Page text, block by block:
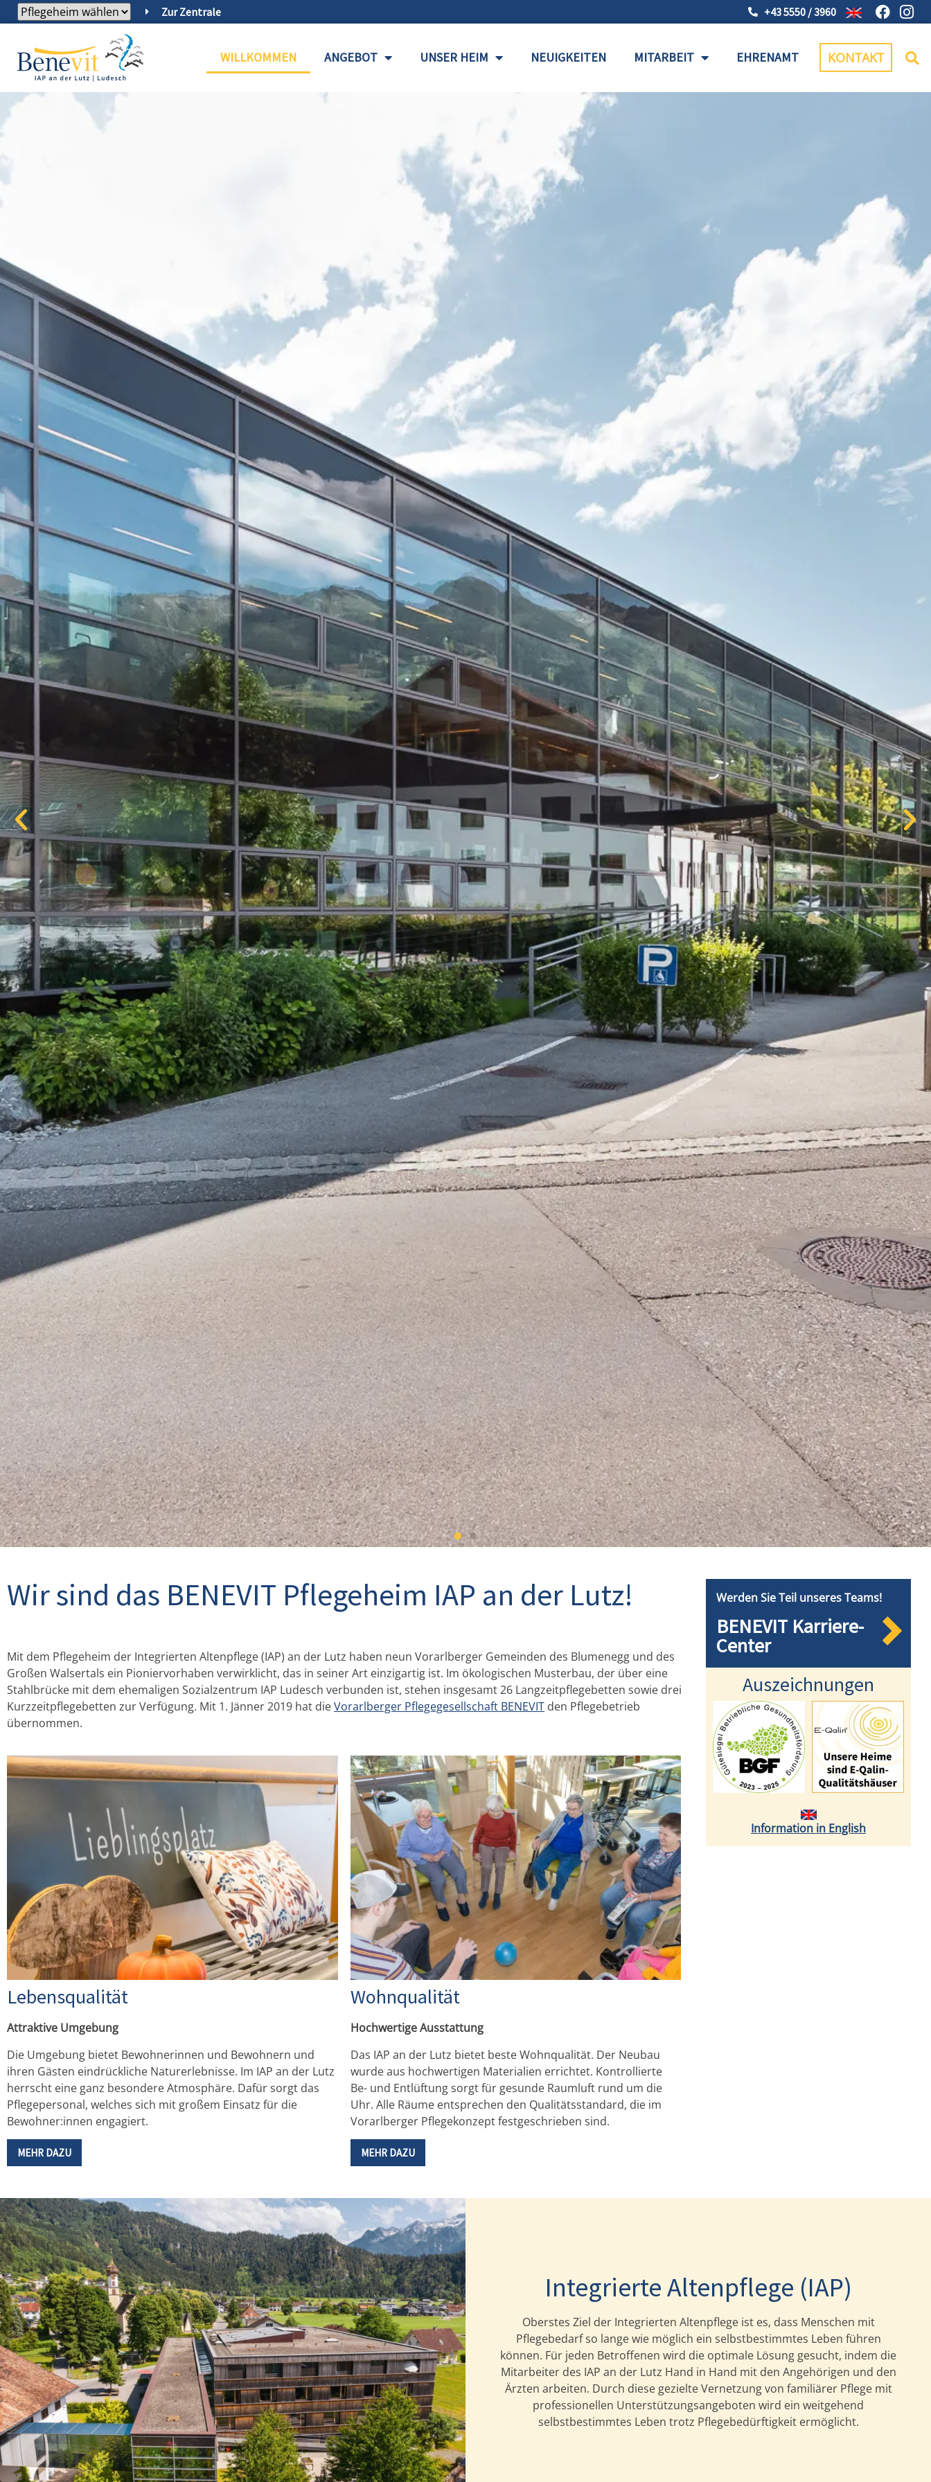
Zur Zentrale +43 5550 / 3960
WILLKOMMEN ANGEBOT UNSER HEIM NEUIGKEITEN MITARBEIT EHRENAMT KONTAKT
Mitwirken –
(er)leben!
Wir bieten sichere und attraktive
KARRIERE-CENTER
Wir sind das BENEVIT Pflegeheim IAP an der Lutz!
Mit dem Pflegeheim der Integrierten Altenpflege (IAP) an der Lutz haben neun Vorarlberger Gemeinden des Blumenegg und des
Großen Walsertals ein Pioniervorhaben verwirklicht, das in seiner Art einzigartig ist. Im ökologischen Musterbau, der über eine
Stahlbrücke mit dem ehemaligen Sozialzentrum IAP Ludesch verbunden ist, stehen insgesamt 26 Langzeitpflegebetten sowie drei
Kurzzeitpflegebetten zur Verfügung. Mit 1. Jänner 2019 hat dieVorarlberger Pflegegesellschaft BENEVIT den Pflegebetrieb
übernommen.
Lebensqualität
Attraktive Umgebung
Die Umgebung bietet Bewohnerinnen und Bewohnern und
ihren Gästen eindrückliche Naturerlebnisse. Im IAP an der Lutz
herrscht eine ganz besondere Atmosphäre. Dafür sorgt das
Pflegepersonal, welches sich mit großem Einsatz für die
Bewohner:innen engagiert.
MEHR DAZU
Wohnqualität
Hochwertige Ausstattung
Das IAP an der Lutz bietet beste Wohnqualität. Der Neubau
wurde aus hochwertigen Materialien errichtet. Kontrollierte
Be- und Entlüftung sorgt für gesunde Raumluft rund um die
Uhr. Alle Räume entsprechen den Qualitätsstandard, die im
Vorarlberger Pflegekonzept festgeschrieben sind.
MEHR DAZU
Werden Sie Teil unseres Teams!
BENEVIT Karriere-
Center
Auszeichnungen
Information in English
Integrierte Altenpflege (IAP)
Oberstes Ziel der Integrierten Altenpflege ist es, dass Menschen mit
Pflegebedarf so lange wie möglich ein selbstbestimmtes Leben führen
können. Für jeden Betroffenen wird die optimale Lösung gesucht, indem die
Mitarbeiter des IAP an der Lutz Hand in Hand mit den Angehörigen und den
Ärzten arbeiten. Durch diese gezielte Vernetzung von familiärer Pflege mit
professionellen Unterstützungsangeboten wird ein weitgehend
selbstbestimmtes Leben trotz Pflegebedürftigkeit ermöglicht.